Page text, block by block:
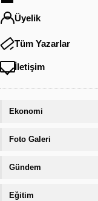
Üyelik
Tüm Yazarlar
İletişim
Ekonomi
Foto Galeri
Gündem
Eğitim